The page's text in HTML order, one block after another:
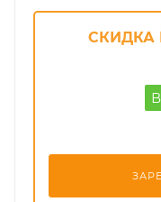
СКИДКА